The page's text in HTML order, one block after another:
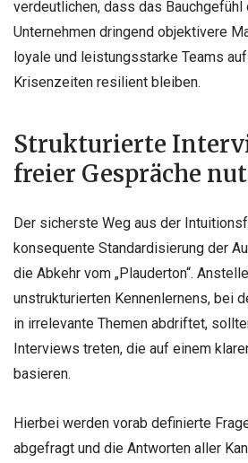
verdeutlichen, dass das Bauchgefühl
Unternehmen dringend objektivere
loyale und leistungsstarke Teams
Krisenzeiten resilient bleiben.
Strukturierte
freier Gespräche
Der sicherste Weg aus der
konsequente Standardisierung der
die Abkehr vom „Plauderton“.
unstrukturierten Kennenlernens, bei
in irrelevante Themen abdriftet,
Interviews treten, die auf einem
basieren.
Hierbei werden vorab definierte
abgefragt und die Antworten aller